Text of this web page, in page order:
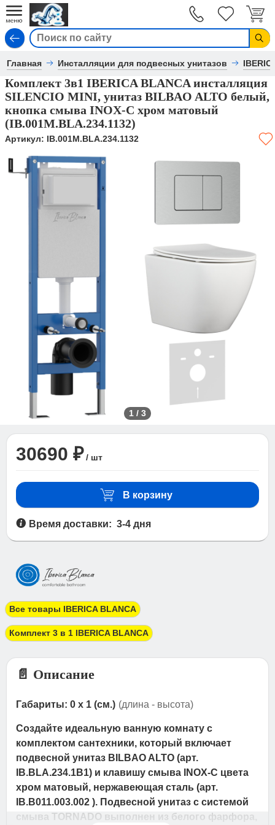
Главная Инсталляции для подвесных унитазов
Комплект 3в1 IBERICA BLANCA инсталляция
SILENCIO MINI, унитаз BILBAO ALTO белый,
кнопка смыва INOX-C хром матовый
(IB.001M.BLA.234.1132)
Артикул: IB.001M.BLA.234.1132
1 / 3
30690 ₽ / шт
В корзину
Время доставки: 3-4 дня
Все товары IBERICA BLANCA
Комплект 3 в 1 IBERICA BLANCA
📄 Описание
Габариты: 0 x 1 (см.) (длина - высота)
Создайте идеальную ванную комнату с
комплектом сантехники, который включает
подвесной унитаз BILBAO ALTO (арт.
IB.BLA.234.1B1) и клавишу смыва INOX-C цвета
хром матовый, нержавеющая сталь (арт.
IB.B011.003.002 ). Подвесной унитаз с системой
смыва TORNADO выполнен из белого фарфора,